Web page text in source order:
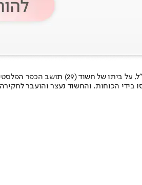
הפלסטיני נבי-אליאס.
שהוסתרו בתוך בקבוק של תינוק. הממצאים נתפסו בידי הכוחות, והחשוד